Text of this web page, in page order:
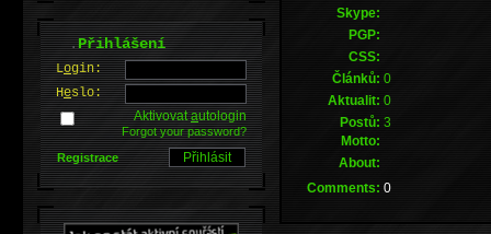
Skype:
PGP:
CSS:
Článků: 0
Aktualit: 0
Postů: 3
Motto:
About:
Comments: 0
.Přihlášení
Login:
Heslo:
Aktivovatautologin
Forgot your password?
Registrace